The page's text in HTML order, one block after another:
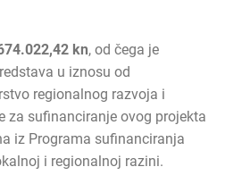
kn, od čega je
u iznosu od
regionalnog razvoja i
za sufinanciranje ovog projekta
iz Programa sufinanciranja
i regionalnoj razini.